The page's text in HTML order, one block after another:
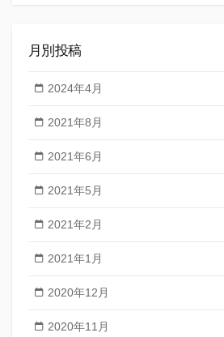
月別投稿
2024年4月
2021年8月
2021年6月
2021年5月
2021年2月
2021年1月
2020年12月
2020年11月